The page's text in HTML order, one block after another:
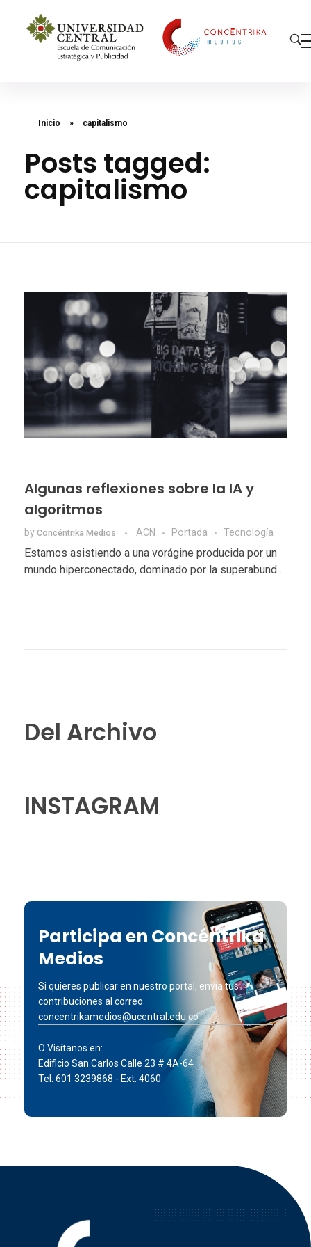
Inicio » capitalismo
Posts tagged:
capitalismo
Algunas reflexiones sobre la IA y
algoritmos
by Concéntrika Medios ACN Portada Tecnologí­a
Estamos asistiendo a una vorágine producida por un
mundo hiperconectado, dominado por la superabund ...
Del Archivo
INSTAGRAM
Participa en Concéntrika
Medios
Si quieres publicar en nuestro portal, envía tus
contribuciones al correo
concentrikamedios@ucentral.edu.co
O Visítanos en:
Edificio San Carlos Calle 23 # 4A-64
Tel: 601 3239868 - Ext. 4060